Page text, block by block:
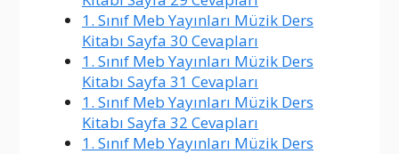
1. Sınıf Meb Yayınları Müzik Ders
Kitabı Sayfa 30 Cevapları
1. Sınıf Meb Yayınları Müzik Ders
Kitabı Sayfa 31 Cevapları
1. Sınıf Meb Yayınları Müzik Ders
Kitabı Sayfa 32 Cevapları
1. Sınıf Meb Yayınları Müzik Ders